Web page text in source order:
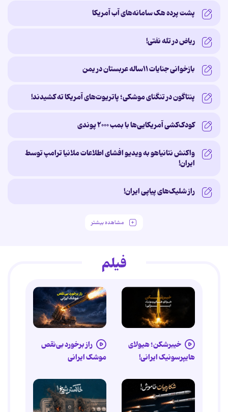
پشت پرده‌ هک سامانه‌های آب آمریکا
ریاض در تله نفتی!
بازخوانی جنایات ۱۱ساله‌ عربستان در یمن
پنتاگون در تنگنای موشکی؛ پاتریوت‌های آمریکا ته کشیدند!
کودک‌کشی آمریکایی‌ها با بمب ۲۰۰۰ پوندی
واکنش نتانیاهو به ویدیو افشای اطلاعات ملانیا ترامپ توسط
ایران!
راز شلیک‌های پیاپی ایران!
مشاهده بیشتر
فیلم
خیبرشکن؛ هیولای
هایپرسونیک ایرانی!
راز برخورد بی‌نقص
موشک ایرانی